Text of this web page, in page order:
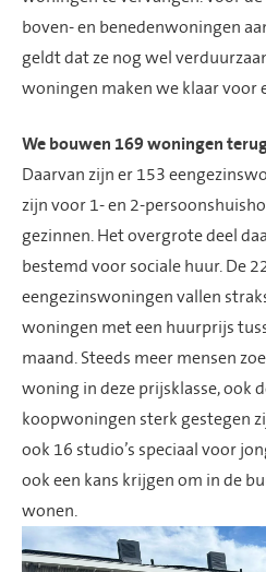
boven- en benedenwoningen
geldt dat ze nog wel
woningen maken we klaar voor
We bouwen 169 woningen
Daarvan zijn er 153
zijn voor 1- en 2-
gezinnen. Het overgrote deel
bestemd voor sociale huur. De
eengezinswoningen vallen
woningen met een huurprijs
maand. Steeds meer mensen
woning in deze prijsklasse, ook
koopwoningen sterk gestegen
ook 16 studio’s speciaal voor
ook een kans krijgen om in de
wonen.